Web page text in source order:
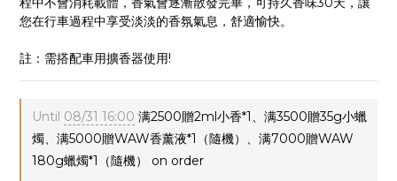
您在行車過程中享受淡淡的香氛氣息，舒適愉快。
註：需搭配車用擴香器使用!
Until 08/31 16:00 满2500贈2ml小香*1、满3500贈35g小蠟
燭、满5000贈WAW香薰液*1（隨機）、满7000贈WAW
180g蠟燭*1（隨機） on order